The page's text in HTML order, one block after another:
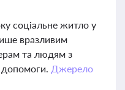
соціальне житло у
вразливим
та людям з
допомоги. Джерело